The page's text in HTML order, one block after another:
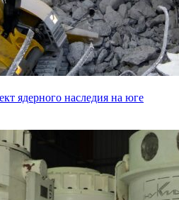
ядерного наследия на юге